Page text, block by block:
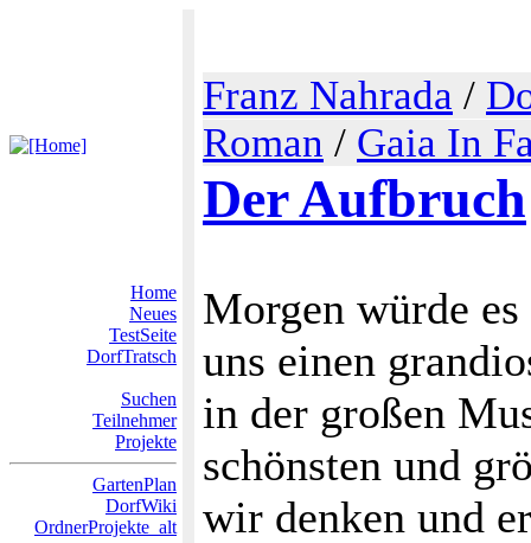
Franz Nahrada /
Roman / Gaia In
Der Aufbruch
Home
Neues
TestSeite
DorfTratsch
Suchen
Teilnehmer
Projekte
GartenPlan
DorfWiki
OrdnerProjekte_alt
Morgen würde
uns einen
in der großen
schönsten und
wir denken und